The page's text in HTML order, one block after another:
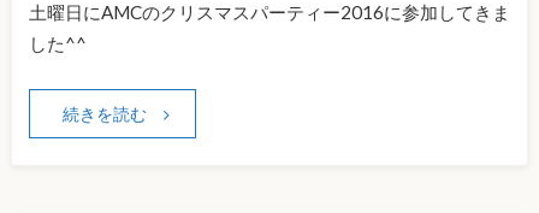
土曜日にAMCのクリスマスパーティー2016に参加してきま
した^^
続きを読む